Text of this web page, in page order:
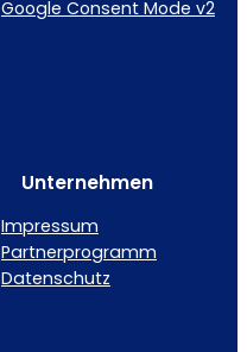
Google Consent Mode v2
Unternehmen
Impressum
Partnerprogramm
Datenschutz